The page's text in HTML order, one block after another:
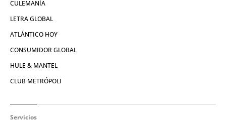
CULEMANÍA
LETRA GLOBAL
ATLÁNTICO HOY
CONSUMIDOR GLOBAL
HULE & MANTEL
CLUB METRÓPOLI
Servicios